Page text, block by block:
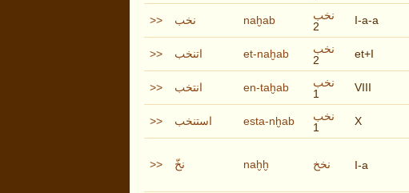
>> نخب naḫab
نخب
2
I-a-a
>> اتنخب et-naḫab
نخب
2
et+I
>> انتخب en-taḫab
نخب
1
VIII
>> استنخب esta-nḫab
نخب
1
X
>> نخّ naḫḫ نخخ I-a